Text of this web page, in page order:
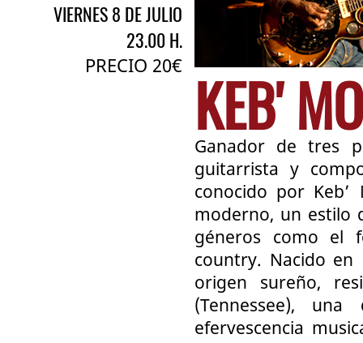
VIERNES 8 DE JULIO
23.00 H.
PRECIO 20€ KEB'
Ganador de tres
guitarrista y
conocido por
moderno, un estilo
géneros como el
country. Nacido en
origen sureño,
(Tennessee),
efervescencia